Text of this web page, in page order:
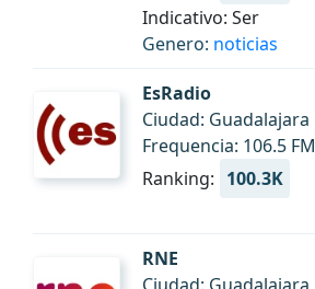
Indicativo: Ser
Genero: noticias
EsRadio
Ciudad: Guadalajara
Frequencia: 106.5 FM
Ranking: 100.3K
RNE